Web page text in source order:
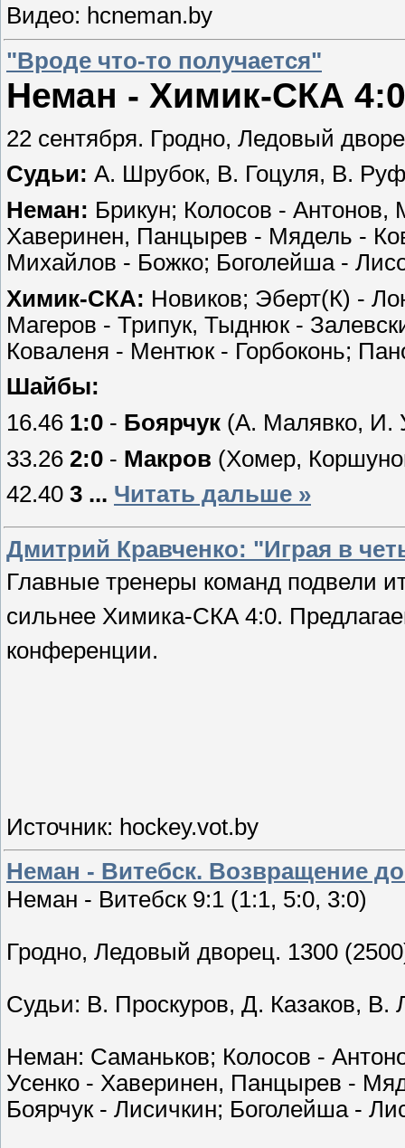
Видео: hcneman.by
"Вроде что-то получается"
Неман - Химик-СКА
22 сентября. Гродно, Ледовый
Судьи: А. Шрубок, В. Гоцуля, В.
Неман: Брикун; Колосов - Антонов,
Хаверинен, Панцырев - Мядель -
Михайлов - Божко; Боголейша -
Химик-СКА: Новиков; Эберт(К) -
Магеров - Трипук, Тыднюк -
Коваленя - Ментюк - Горбоконь;
Шайбы:
16.46 1:0 - Боярчук (А. Малявко, И.
33.26 2:0 - Макров (Хомер,
42.40 3 ... Читать дальше »
Дмитрий Кравченко: "Играя в
Главные тренеры команд подвели
сильнее Химика-СКА 4:0.
конференции.
Источник: hockey.vot.by
Неман - Витебск. Возвращение
Неман - Витебск 9:1 (1:1, 5:0, 3:0)
Гродно, Ледовый дворец. 1300
Судьи: В. Проскуров, Д. Казаков, В.
Неман: Саманьков; Колосов -
Усенко - Хаверинен, Панцырев -
Боярчук - Лисичкин; Боголейша -